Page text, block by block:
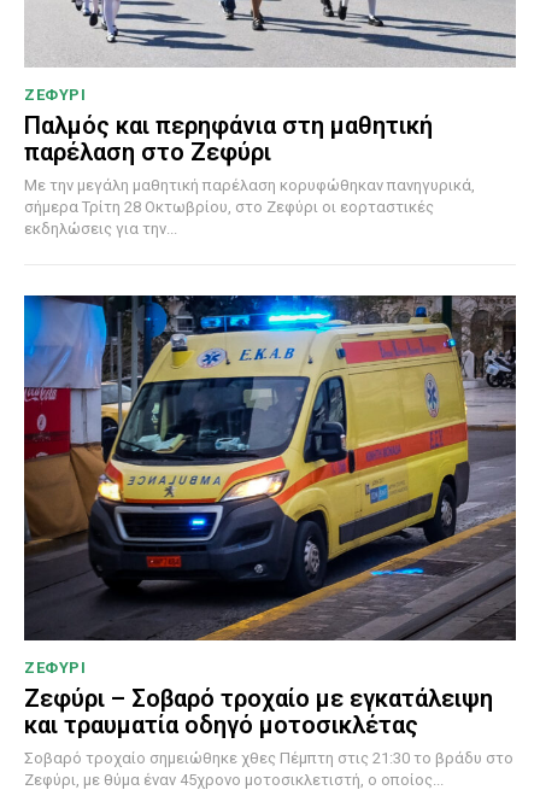
ΖΕΦΥΡΙ
Παλμός και περηφάνια στη μαθητική
παρέλαση στο Ζεφύρι
Με την μεγάλη μαθητική παρέλαση κορυφώθηκαν πανηγυρικά,
σήμερα Τρίτη 28 Οκτωβρίου, στο Ζεφύρι οι εορταστικές
εκδηλώσεις για την...
ΖΕΦΥΡΙ
Ζεφύρι – Σοβαρό τροχαίο με εγκατάλειψη
και τραυματία οδηγό μοτοσικλέτας
Σοβαρό τροχαίο σημειώθηκε χθες Πέμπτη στις 21:30 το βράδυ στο
Ζεφύρι, με θύμα έναν 45χρονο μοτοσικλετιστή, ο οποίος...